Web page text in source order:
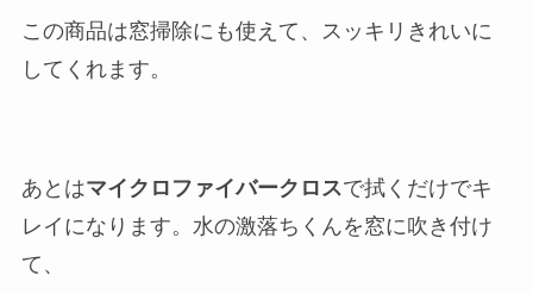
この商品は窓掃除にも使えて、スッキリきれいに
してくれます。
あとはマイクロファイバークロスで拭くだけでキ
レイになります。 水の激落ちくんを窓に吹き付け
て、